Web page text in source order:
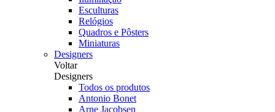
Esculturas
Relógios
Quadros e Pôsters
Miniaturas
Designers
Voltar
Designers
Todos os produtos
Antonio Bonet
Arne Jacobsen